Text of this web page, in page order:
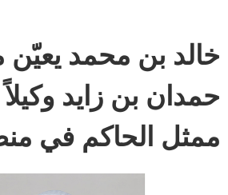
خالد بن محمد
حمدان بن زايد
ممثل الحاكم في